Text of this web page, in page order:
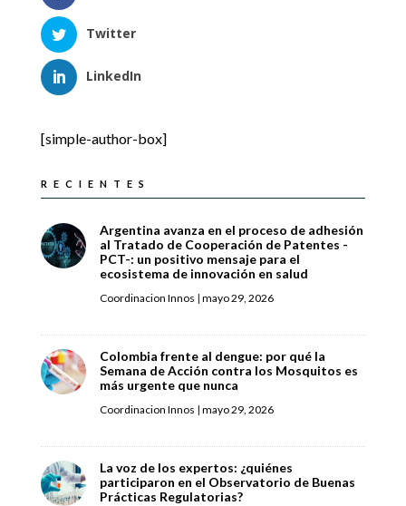
Twitter
LinkedIn
[simple-author-box]
RECIENTES
Argentina avanza en el proceso de adhesión
al Tratado de Cooperación de Patentes -
PCT-: un positivo mensaje para el
ecosistema de innovación en salud
Coordinacion Innos | mayo 29, 2026
Colombia frente al dengue: por qué la
Semana de Acción contra los Mosquitos es
más urgente que nunca
Coordinacion Innos | mayo 29, 2026
La voz de los expertos: ¿quiénes
participaron en el Observatorio de Buenas
Prácticas Regulatorias?